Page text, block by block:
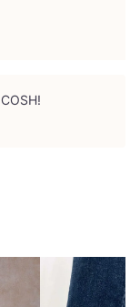
COSH!